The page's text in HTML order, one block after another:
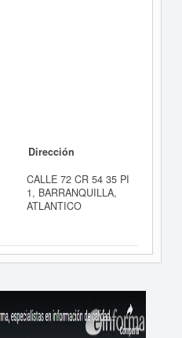
Dirección
CALLE 72 CR 54 35 PI
1, BARRANQUILLA,
ATLANTICO